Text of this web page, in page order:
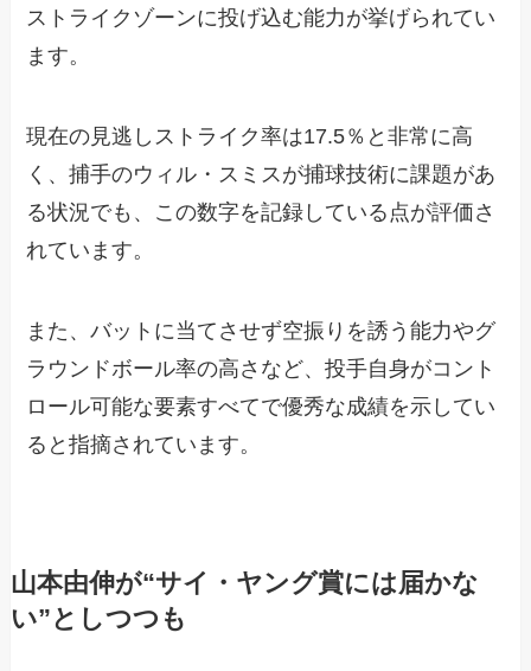
ストライクゾーンに投げ込む能力が挙げられてい
ます。
現在の見逃しストライク率は17.5％と非常に高
く、捕手のウィル・スミスが捕球技術に課題があ
る状況でも、この数字を記録している点が評価さ
れています。
また、バットに当てさせず空振りを誘う能力やグ
ラウンドボール率の高さなど、投手自身がコント
ロール可能な要素すべてで優秀な成績を示してい
ると指摘されています。
山本由伸が“サイ・ヤング賞には届かな
い”としつつも